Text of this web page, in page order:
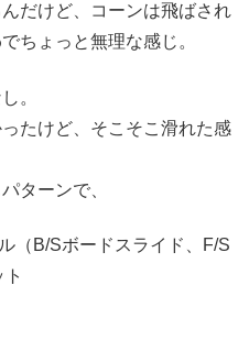
だけど、コーンは飛ばされ
ちょっと無理な感じ。
。
たけど、そこそこ滑れた感
ターンで、
（B/Sボードスライド、F/S